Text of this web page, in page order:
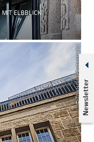
Newsletter
MIT ELBBLICK
© ThisIsJulia Photography